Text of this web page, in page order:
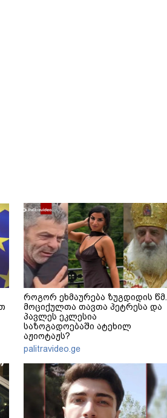
როგორ ეხმაურება ზუგდიდის წმ.
მოციქულთა თავთა პეტრესა და
პავლეს ეკლესია
საზოგადოებაში ატეხილ
აჟიოტაჟს?
palitravideo.ge